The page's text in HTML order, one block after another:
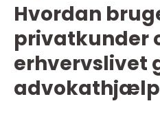
Hvordan
privatkunder
erhvervslivet
advokathjælp